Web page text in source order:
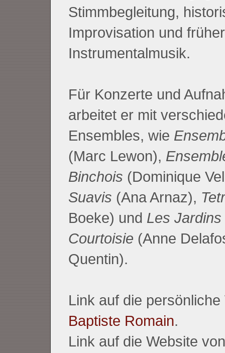
Stimmbegleitung,
Improvisation und früher
Instrumentalmusik.
Für Konzerte und
arbeitet er mit
Ensembles, wie
(Marc Lewon),
Binchois (Dominique
Suavis (Ana Arnaz),
Boeke) und Les Jardins
Courtoisie (Anne
Quentin).
Link auf die
Baptiste Romain.
Link auf die Website